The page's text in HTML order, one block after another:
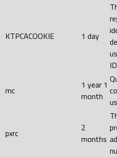
KTPCACOOKIE 1 day
mc
1 year 1
month
pxrc
2
months